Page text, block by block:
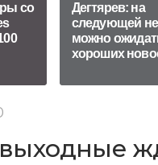
со
Дегтярев: на
следующей
можно
хороших